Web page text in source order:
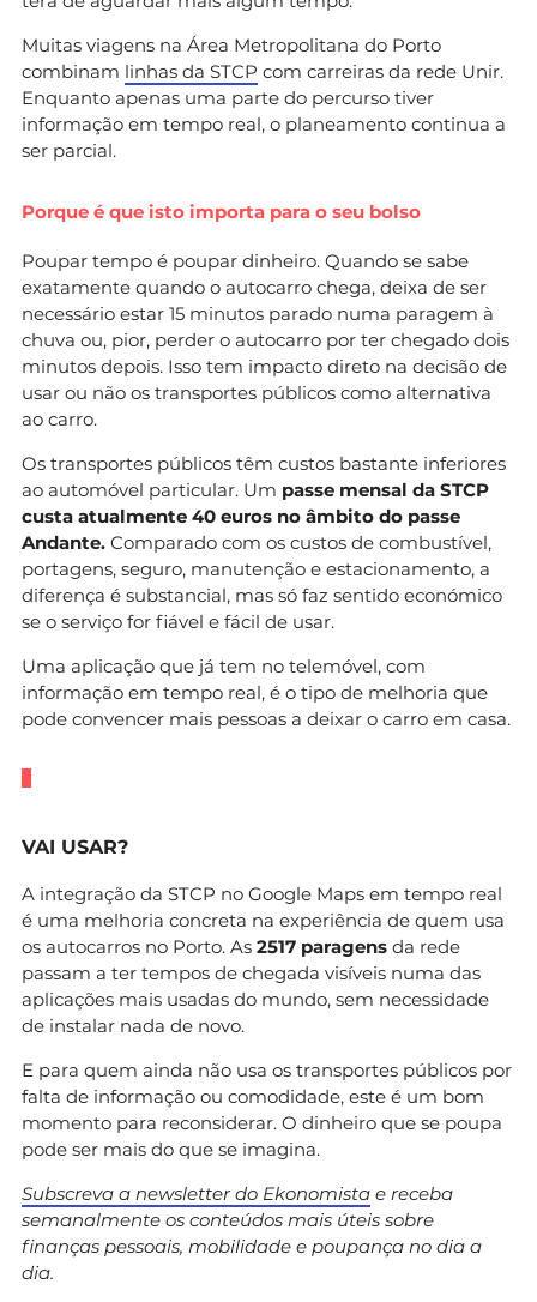
Muitas viagens na Área Metropolitana do Porto
combinam linhas da STCP com carreiras da rede Unir.
Enquanto apenas uma parte do percurso tiver
informação em tempo real, o planeamento continua a
ser parcial.
Porque é que isto importa para o seu bolso
Poupar tempo é poupar dinheiro. Quando se sabe
exatamente quando o autocarro chega, deixa de ser
necessário estar 15 minutos parado numa paragem à
chuva ou, pior, perder o autocarro por ter chegado dois
minutos depois. Isso tem impacto direto na decisão de
usar ou não os transportes públicos como alternativa
ao carro.
Os transportes públicos têm custos bastante inferiores
ao automóvel particular. Um passe mensal da STCP
custa atualmente 40 euros no âmbito do passe
Andante. Comparado com os custos de combustível,
portagens, seguro, manutenção e estacionamento, a
diferença é substancial, mas só faz sentido económico
se o serviço for fiável e fácil de usar.
Uma aplicação que já tem no telemóvel, com
informação em tempo real, é o tipo de melhoria que
pode convencer mais pessoas a deixar o carro em casa.
VAI USAR?
A integração da STCP no Google Maps em tempo real
é uma melhoria concreta na experiência de quem usa
os autocarros no Porto. As 2517 paragens da rede
passam a ter tempos de chegada visíveis numa das
aplicações mais usadas do mundo, sem necessidade
de instalar nada de novo.
E para quem ainda não usa os transportes públicos por
falta de informação ou comodidade, este é um bom
momento para reconsiderar. O dinheiro que se poupa
pode ser mais do que se imagina.
Subscreva a newsletter do Ekonomista e receba
semanalmente os conteúdos mais úteis sobre
finanças pessoais, mobilidade e poupança no dia a
dia.